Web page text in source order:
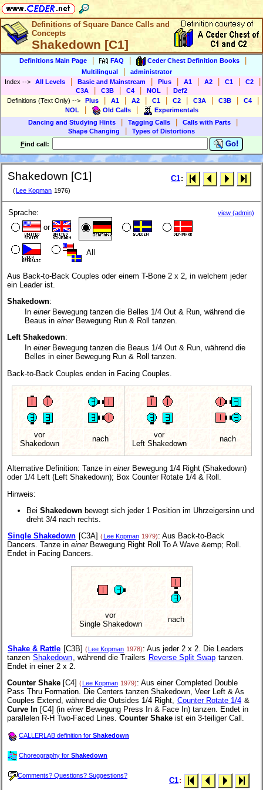
Definitions of Square Dance Calls and
Concepts
Shakedown [C1]
Definitions Main Page FAQ Ceder Chest Definition Books
Multilingual
administrator
Index --> All Levels Basic and Mainstream Plus A1 A2 C1 C2
C3A C3B C4 NOL
Def2
Definitions (Text Only) --> Plus A1 A2 C1 C2 C3A C3B C4
NOL Old Calls
Experimentals
Dancing and Studying Hints
Tagging Calls Calls with Parts
Shape Changing
Types of Distortions
Find call: Go!
Shakedown [C1]
( Lee Kopman 1976)
C1:
Sprache:
or
All
view (admin)
Aus Back-to-Back Couples oder einem T-Bone 2 x 2, in welchem jeder
ein Leader ist.
Shakedown:
In einerBewegung tanzen die Belles 1/4 Out & Run, während die
Beaus in einerBewegung Run & Roll tanzen.
Left Shakedown:
In einerBewegung tanzen die Beaus 1/4 Out & Run, während die
Belles in einer Bewegung Run & Roll tanzen.
Back-to-Back Couples enden in Facing Couples.
vor
Shakedown
nach
vor
Left Shakedown
nach
Alternative Definition: Tanze in einerBewegung 1/4 Right (Shakedown)
oder 1/4 Left (Left Shakedown); Box Counter Rotate 1/4 & Roll.
Hinweis:
Bei Shakedown bewegt sich jeder 1 Position im Uhrzeigersinn und
dreht 3/4 nach rechts.
Single Shakedown [C3A] ( Lee Kopman 1979): Aus Back-to-Back
Dancers. Tanze in einerBewegung Right Roll To A Wave &emp; Roll.
Endet in Facing Dancers.
vor
Single Shakedown
nach
Shake & Rattle [C3B] (Lee Kopman 1978): Aus jeder 2 x 2. Die Leaders
tanzen Shakedown , während die Trailers Reverse Split Swap tanzen.
Endet in einer 2 x 2.
Counter Shake [C4] ( Lee Kopman 1979): Aus einer Completed Double
Pass Thru Formation. Die Centers tanzen Shakedown, Veer Left & As
Couples Extend, während die Outsides 1/4 Right, Counter Rotate 1/4 &
Curve In [C4] (in einerBewegung Press In & Face In) tanzen. Endet in
parallelen R-H Two-Faced Lines. Counter Shake ist ein 3-teiliger Call.
CALLERLAB definition for Shakedown
Choreography for Shakedown
Comments? Questions? Suggestions?
C1: